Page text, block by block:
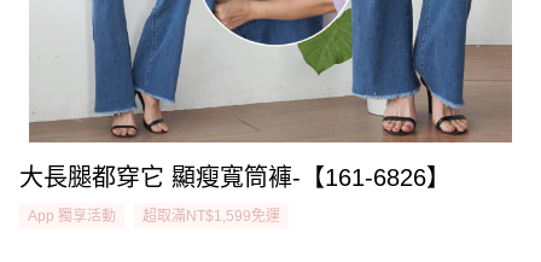
大長腿都穿它 顯瘦寬筒褲-【161-6826】
App 獨享活動 超取滿NT$1,599免運